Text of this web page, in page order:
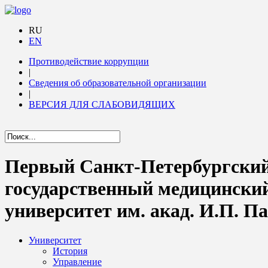
RU
EN
Противодействие коррупции
|
Сведения об образовательной организации
|
ВЕРСИЯ ДЛЯ СЛАБОВИДЯЩИХ
Первый Санкт-
государственный
университет им. акад. И.П.
Университет
История
Управление